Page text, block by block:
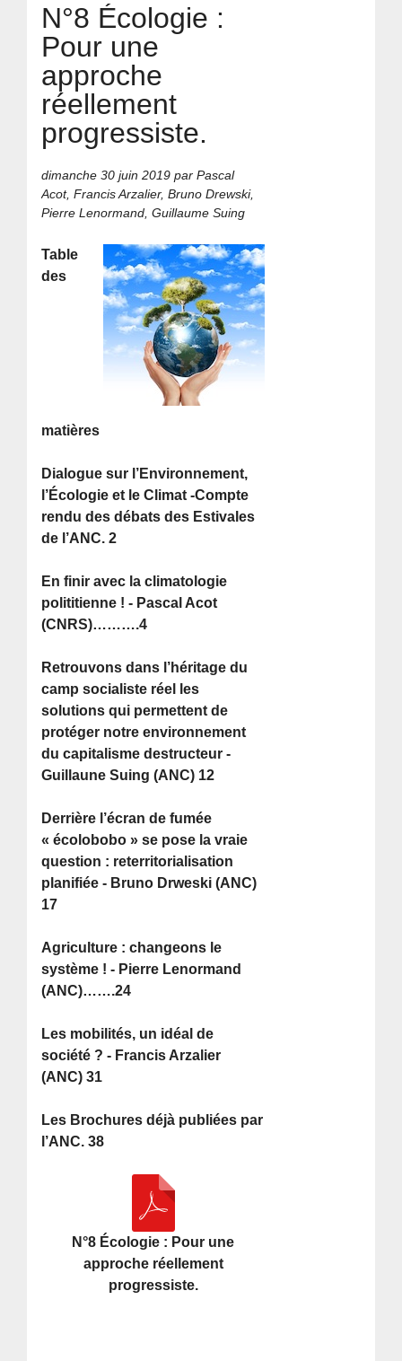
N°8 Écologie :
Pour une
approche
réellement
progressiste.
dimanche 30 juin 2019 par Pascal
Acot, Francis Arzalier, Bruno Drewski,
Pierre Lenormand, Guillaume Suing
Table
des
matières
Dialogue sur l’Environnement,
l’Écologie et le Climat -Compte
rendu des débats des Estivales
de l’ANC. 2
En finir avec la climatologie
polititienne ! - Pascal Acot
(CNRS)……….4
Retrouvons dans l’héritage du
camp socialiste réel les
solutions qui permettent de
protéger notre environnement
du capitalisme destructeur -
Guillaune Suing (ANC) 12
Derrière l’écran de fumée
« écolobobo » se pose la vraie
question : reterritorialisation
planifiée - Bruno Drweski (ANC)
17
Agriculture : changeons le
système ! - Pierre Lenormand
(ANC)…….24
Les mobilités, un idéal de
société ? - Francis Arzalier
(ANC) 31
Les Brochures déjà publiées par
l’ANC. 38
N°8 Écologie : Pour une
approche réellement
progressiste.